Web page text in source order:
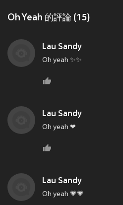
Oh Yeah 的評論 (15)
Lau Sandy
Oh yeah ✨✨
Lau Sandy
Oh yeah ❤
Lau Sandy
Oh yeah 💗💗